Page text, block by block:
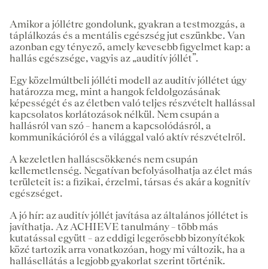
Amikor a jóllétre gondolunk, gyakran a testmozgás, a
táplálkozás és a mentális egészség jut eszünkbe. Van
azonban egy tényező, amely kevesebb figyelmet kap: a
hallás egészsége, vagyis az „auditív jóllét”.
Egy közelmúltbeli jólléti modell az auditív jóllétet úgy
határozza meg, mint a hangok feldolgozásának
képességét és az életben való teljes részvételt hallással
kapcsolatos korlátozások nélkül. Nem csupán a
hallásról van szó – hanem a kapcsolódásról, a
kommunikációról és a világgal való aktív részvételről.
A kezeletlen halláscsökkenés nem csupán
kellemetlenség. Negatívan befolyásolhatja az élet más
területeit is: a fizikai, érzelmi, társas és akár a kognitív
egészséget.
A jó hír: az auditív jóllét javítása az általános jóllétet is
javíthatja. Az ACHIEVE tanulmány – több más
kutatással együtt – az eddigi legerősebb bizonyítékok
közé tartozik arra vonatkozóan, hogy mi változik, ha a
hallásellátás a legjobb gyakorlat szerint történik.